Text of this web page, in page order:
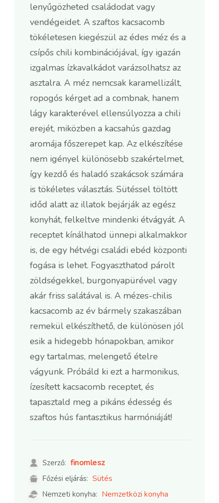
lenyűgözheted családodat vagy
vendégeidet. A szaftos kacsacomb
tökéletesen kiegészül az édes méz és a
csípős chili kombinációjával, így igazán
izgalmas ízkavalkádot varázsolhatsz az
asztalra. A méz nemcsak karamellizált,
ropogós kérget ad a combnak, hanem
lágy karakterével ellensúlyozza a chili
erejét, miközben a kacsahús gazdag
aromája főszerepet kap. Az elkészítése
nem igényel különösebb szakértelmet,
így kezdő és haladó szakácsok számára
is tökéletes választás. Sütéssel töltött
időd alatt az illatok bejárják az egész
konyhát, felkeltve mindenki étvágyát. A
receptet kínálhatod ünnepi alkalmakkor
is, de egy hétvégi családi ebéd központi
fogása is lehet. Fogyaszthatod párolt
zöldségekkel, burgonyapürével vagy
akár friss salátával is. A mézes-chilis
kacsacomb az év bármely szakaszában
remekül elkészíthető, de különösen jól
esik a hidegebb hónapokban, amikor
egy tartalmas, melengető ételre
vágyunk. Próbáld ki ezt a harmonikus,
ízesített kacsacomb receptet, és
tapasztald meg a pikáns édesség és
szaftos hús fantasztikus harmóniáját!
Szerző: finomlesz
Főzési eljárás: Sütés
Nemzeti konyha: Nemzetközi konyha